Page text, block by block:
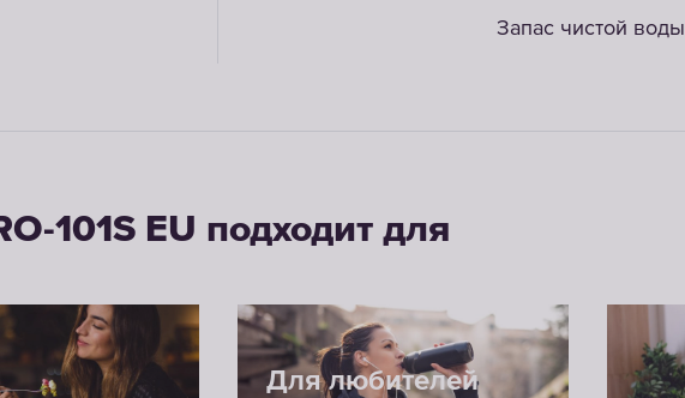
Запас чистой воды
101S EU подходит для
Для любителей